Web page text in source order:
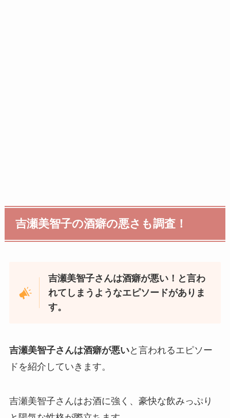
吉瀬美智子の酒癖の悪さも調査！
吉瀬美智子さんは酒癖が悪い！と言わ
れてしまうようなエピソードがありま
す。
吉瀬美智子さんは酒癖が悪いと言われるエピソー
ドを紹介していきます。
吉瀬美智子さんはお酒に強く、豪快な飲みっぷり